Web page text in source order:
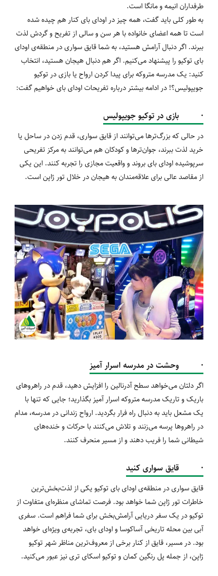
طرفداران انیمه و مانگا است.
به طور کلی باید گفت، همه چیز در اودای بای کنار هم چیده شده
است تا همه اعضای خانواده با هر سن و سالی از تفریح و گردش لذت
ببرند. اگر دنبال آرامش هستید، به شما قایق سواری در منطقه‌ی اودای
بای توکیو را پیشنهاد می‌کنیم. اگر هم دنبال هیجان هستید، انتخاب
کنید: یک مدرسه متروکه برای پیدا کردن ارواح یا بازی در توکیو
جویپولیس؟! در ادامه بیشتر درباره تفریحات اودای بای خواهیم گفت:
· بازی در توکیو جویپولیس
در حالی که بزرگ‌ترها می‌توانند از قایق سواری، قدم زدن در ساحل یا
خرید لذت ببرند، جوان‌ترها و کودکان هم می‌توانند به مرکز تفریحی
سرپوشیده اودای بای بروند و واقعیت مجازی را تجربه کنند. این یکی
از مقاصد عالی برای علاقه‌مندان به هیجان در خلال تور ژاپن است.
· وحشت در مدرسه اسرار آمیز
اگر دلتان می‌خواهد سطح آدرنالین را افزایش دهید، قدم در راهروهای
باریک و تاریک مدرسه متروکه اسرار آمیز بگذارید؛ جایی که تنها با
یک مشعل باید به دنبال راه فرار بگردید. ارواح زندانی در مدرسه، مدام
در راهروها پرسه می‌زنند و تلاش می‌کنند با حرکات و خنده‌های
شیطانی شما را فریب دهند و از مسیر منحرف کنند.
· قایق سواری کنید
قایق سواری در منطقه‌ی اودای بای توکیو یکی از لذت‌بخش‌ترین
خاطرات تور ژاپن شما خواهد بود. فرصت تماشای منظره‌ای متفاوت از
توکیو در یک سفر دریایی آرامش‌بخش برای شما فراهم است. سفری
آبی بین محله تاریخی آساکوسا و اودای بای، تجربه‌ی ویژه‌ای خواهد
بود. در مسیر، قایق از کنار برخی از معروف‌ترین مناظر شهر توکیو
ژاپن، از جمله پل رنگین کمان و توکیو اسکای تری نیز عبور می‌کنید.